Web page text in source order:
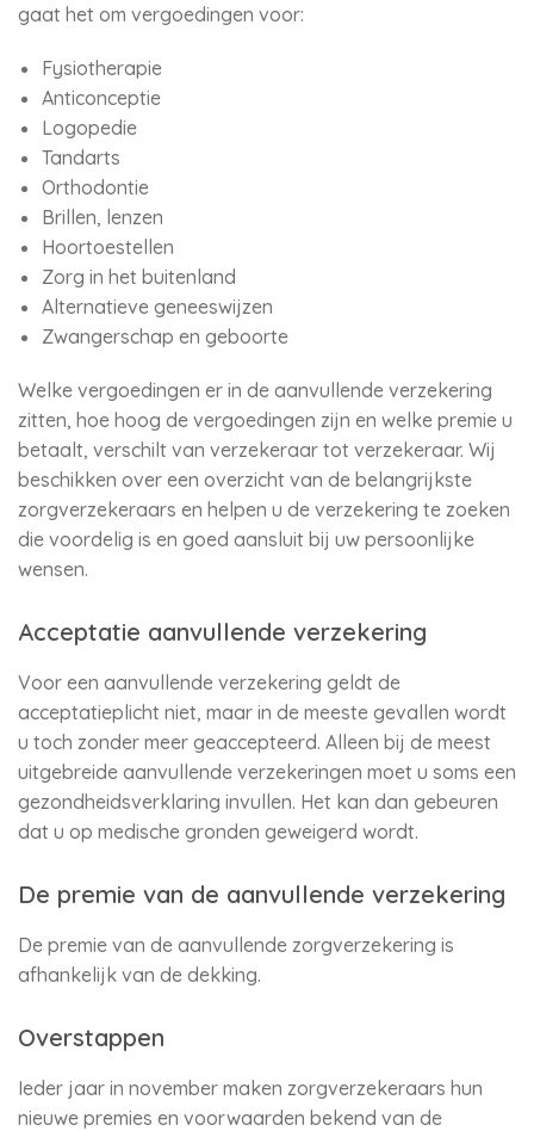
gaat het om vergoedingen voor:
Fysiotherapie
Anticonceptie
Logopedie
Tandarts
Orthodontie
Brillen, lenzen
Hoortoestellen
Zorg in het buitenland
Alternatieve geneeswijzen
Zwangerschap en geboorte
Welke vergoedingen er in de aanvullende verzekering
zitten, hoe hoog de vergoedingen zijn en welke premie u
betaalt, verschilt van verzekeraar tot verzekeraar. Wij
beschikken over een overzicht van de belangrijkste
zorgverzekeraars en helpen u de verzekering te zoeken
die voordelig is en goed aansluit bij uw persoonlijke
wensen.
Acceptatie aanvullende verzekering
Voor een aanvullende verzekering geldt de
acceptatieplicht niet, maar in de meeste gevallen wordt
u toch zonder meer geaccepteerd. Alleen bij de meest
uitgebreide aanvullende verzekeringen moet u soms een
gezondheidsverklaring invullen. Het kan dan gebeuren
dat u op medische gronden geweigerd wordt.
De premie van de aanvullende verzekering
De premie van de aanvullende zorgverzekering is
afhankelijk van de dekking.
Overstappen
Ieder jaar in november maken zorgverzekeraars hun
nieuwe premies en voorwaarden bekend van de